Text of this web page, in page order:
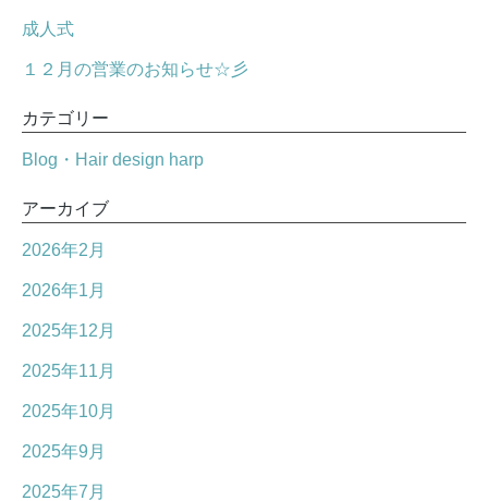
成人式
１２月の営業のお知らせ☆彡
カテゴリー
Blog・Hair design harp
アーカイブ
2026年2月
2026年1月
2025年12月
2025年11月
2025年10月
2025年9月
2025年7月